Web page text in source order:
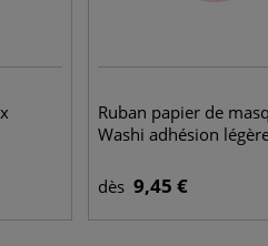
Ruban papier de
Washi adhésion
dès 9,45 €